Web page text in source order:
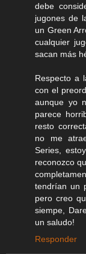
debe
jugones de
un Green
cualquier
sacan más
Respecto a
con el
aunque yo
parece
resto
no me
Series,
reconozco
tendrían un
pero creo
siempe,
un saludo!
Responder